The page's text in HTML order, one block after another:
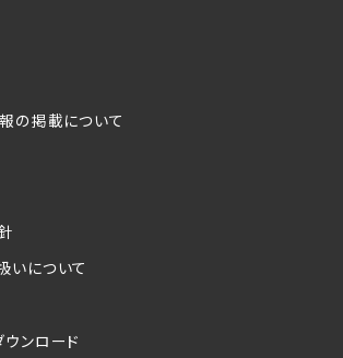
の掲載について
いについて
ンロード